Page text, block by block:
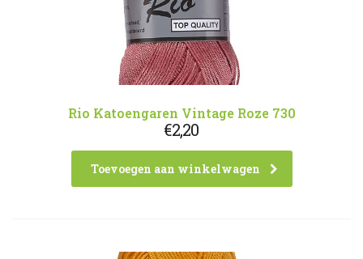
Rio Katoengaren Vintage Roze 730
€2,20
Toevoegen aan winkelwagen